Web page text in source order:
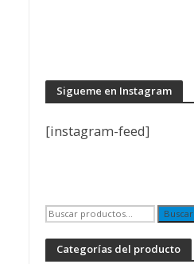
Sigueme en Instagram
[instagram-feed]
Buscar
por:
Buscar
Categorías del producto